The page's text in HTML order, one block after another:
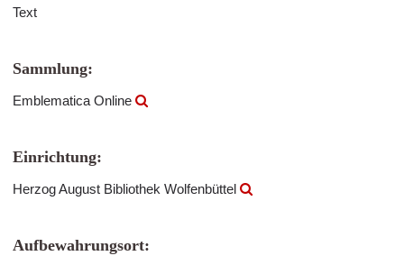
Text
Sammlung:
Emblematica Online
Einrichtung:
Herzog August Bibliothek Wolfenbüttel
Aufbewahrungsort: